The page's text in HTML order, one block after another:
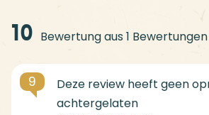
10 Bewertung aus 1 Bewertungen
9